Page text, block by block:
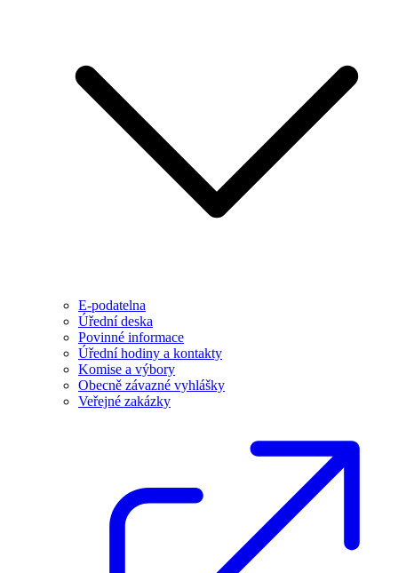
E-podatelna
Úřední deska
Povinné informace
Úřední hodiny a kontakty
Komise a výbory
Obecně závazné vyhlášky
Veřejné zakázky